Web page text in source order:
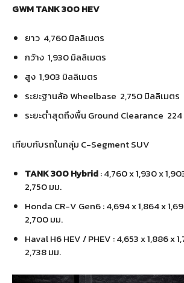
GWM TANK 300 HEV
ยาว 4,760 มิลลิเมตร
กว้าง 1,930 มิลลิเมตร
สูง 1,903 มิลลิเมตร
ระยะฐานล้อ Wheelbase 2,750 มิลลิเมตร
ระยะต่ำสุดถึงพื้น Ground Clearance
เทียบกับรถในกลุ่ม C-Segment SUV
TANK 300 Hybrid: 4,760 x 1,930 x
2,750 มม.
Honda CR-V Gen6 : 4,694 x 1,864 x
2,700 มม.
Haval H6 HEV / PHEV : 4,653 x 1,886 x
2,738 มม.